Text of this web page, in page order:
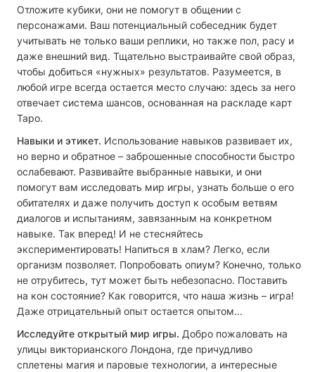
Отложите кубики, они не помогут в общении с
персонажами. Ваш потенциальный собеседник будет
учитывать не только ваши реплики, но также пол, расу и
даже внешний вид. Тщательно выстраивайте свой образ,
чтобы добиться «нужных» результатов. Разумеется, в
любой игре всегда остается место случаю: здесь за него
отвечает система шансов, основанная на раскладе карт
Таро.
Навыки и этикет. Использование навыков развивает их,
но верно и обратное – заброшенные способности быстро
ослабевают. Развивайте выбранные навыки, и они
помогут вам исследовать мир игры, узнать больше о его
обитателях и даже получить доступ к особым ветвям
диалогов и испытаниям, завязанным на конкретном
навыке. Так вперед! И не стесняйтесь
экспериментировать! Напиться в хлам? Легко, если
организм позволяет. Попробовать опиум? Конечно, только
не отрубитесь, тут может быть небезопасно. Поставить
на кон состояние? Как говорится, что наша жизнь – игра!
Даже отрицательный опыт остается опытом...
Исследуйте открытый мир игры. Добро пожаловать на
улицы викторианского Лондона, где причудливо
сплетены магия и паровые технологии, а интересные